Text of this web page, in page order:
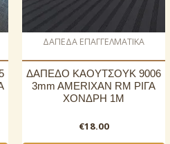
ΔΑΠΕΔΑ ΕΠΑΓΓΕΛΜΑΤΙΚΑ
ΔΑΠΕΔΟ ΚΑΟΥΤΣΟΥΚ 9006
3mm AMERIXAN RM ΡΙΓΑ
ΧΟΝΔΡΗ 1Μ
€18.00